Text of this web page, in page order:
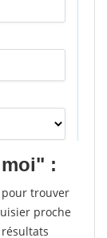
:
pour trouver
proche